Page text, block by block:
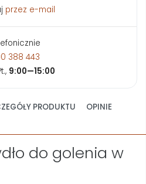
przez e-mail
388 443
9:00—15:00
PRODUKTU
OPINIE
do golenia w